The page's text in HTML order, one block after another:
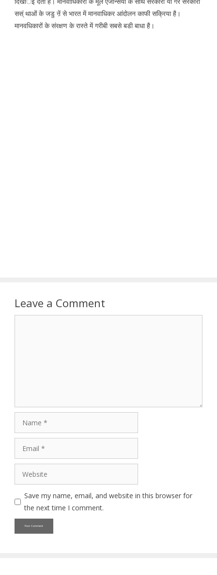
सस्ं थाओं के जडु ऩें से भारत में मानवाधिकर आंदोलन काफी सक्रिया है।
मानवधिकारों के संरक्षण के रास्ते में गरीबी सबसे बडी बाधा है।
Leave a Comment
Website
Save my name, email, and website in this browser for
the next time I comment.